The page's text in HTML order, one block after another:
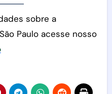
sobre a
Paulo acesse nosso